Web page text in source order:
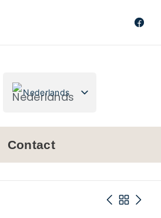
Nederlands
Contact